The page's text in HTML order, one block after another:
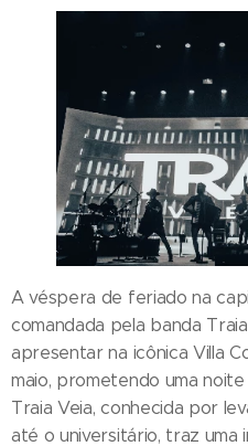
A véspera de feriado na
comandada pela banda
apresentar na icônica Villa
maio, prometendo uma
Traia Veia, conhecida por
até o universitário, traz uma